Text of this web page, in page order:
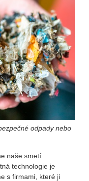
odpady nebo
naše smetí
technologie je
s firmami, které ji